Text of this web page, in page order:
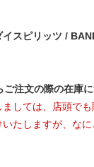
イスピリッツ /
ご注文の際の在庫
しては、店頭でも
たしますが、なに